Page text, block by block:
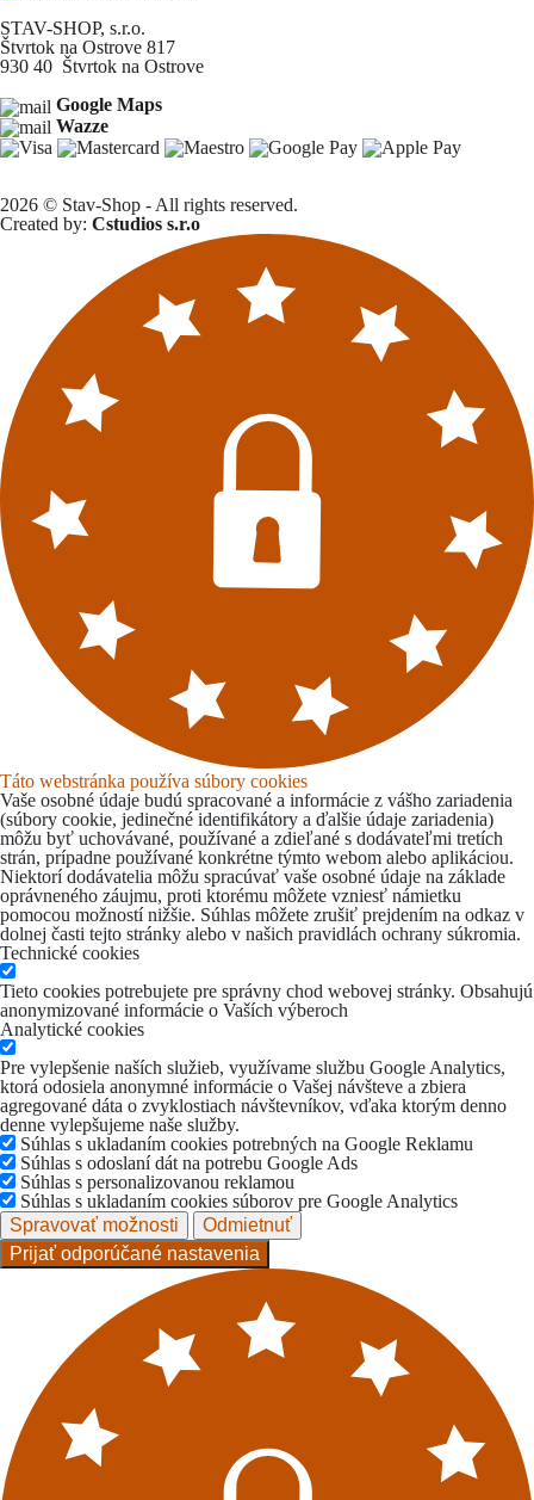
STAV-SHOP, s.r.o.
Štvrtok na Ostrove 817
930 40 Štvrtok na Ostrove
Google Maps
Wazze
2026 © Stav-Shop - All rights reserved.
Created by: Cstudios s.r.o
Táto webstránka používa súbory cookies
Vaše osobné údaje budú spracované a informácie z vášho zariadenia
(súbory cookie, jedinečné identifikátory a ďalšie údaje zariadenia)
môžu byť uchovávané, používané a zdieľané s dodávateľmi tretích
strán, prípadne používané konkrétne týmto webom alebo aplikáciou.
Niektorí dodávatelia môžu spracúvať vaše osobné údaje na základe
oprávneného záujmu, proti ktorému môžete vzniesť námietku
pomocou možností nižšie. Súhlas môžete zrušiť prejdením na odkaz v
dolnej časti tejto stránky alebo v našich pravidlách ochrany súkromia.
Technické cookies
Tieto cookies potrebujete pre správny chod webovej stránky. Obsahujú
anonymizované informácie o Vaších výberoch
Analytické cookies
Pre vylepšenie naších služieb, využívame službu Google Analytics,
ktorá odosiela anonymné informácie o Vašej návšteve a zbiera
agregované dáta o zvyklostiach návštevníkov, vďaka ktorým denno
denne vylepšujeme naše služby.
Súhlas s ukladaním cookies potrebných na Google Reklamu
Súhlas s odoslaní dát na potrebu Google Ads
Súhlas s personalizovanou reklamou
Súhlas s ukladaním cookies súborov pre Google Analytics
Spravovať možnosti
Odmietnuť
Prijať odporúčané nastavenia